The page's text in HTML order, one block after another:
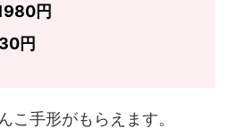
円
円
こ手形がもらえます。